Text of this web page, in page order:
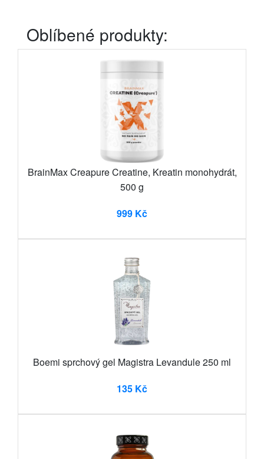
Oblíbené produkty:
BrainMax Creapure Creatine, Kreatin monohydrát,
500 g
999 Kč
Boemi sprchový gel Magistra Levandule 250 ml
135 Kč